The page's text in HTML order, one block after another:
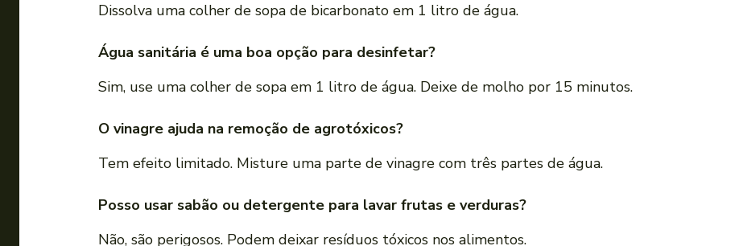
Dissolva uma colher de sopa de bicarbonato em 1 litro de água.
Água sanitária é uma boa opção para desinfetar?
Sim, use uma colher de sopa em 1 litro de água. Deixe de molho por 15 minutos.
O vinagre ajuda na remoção de agrotóxicos?
Tem efeito limitado. Misture uma parte de vinagre com três partes de água.
Posso usar sabão ou detergente para lavar frutas e verduras?
Não, são perigosos. Podem deixar resíduos tóxicos nos alimentos.